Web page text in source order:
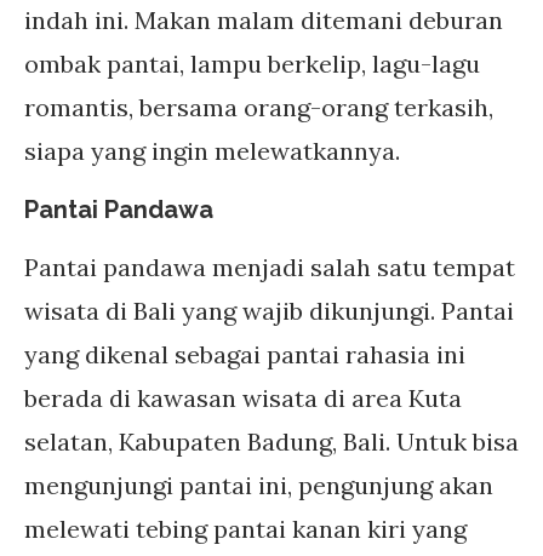
indah ini. Makan malam ditemani deburan
ombak pantai, lampu berkelip, lagu-lagu
romantis, bersama orang-orang terkasih,
siapa yang ingin melewatkannya.
Pantai Pandawa
Pantai pandawa menjadi salah satu tempat
wisata di Bali yang wajib dikunjungi. Pantai
yang dikenal sebagai pantai rahasia ini
berada di kawasan wisata di area Kuta
selatan, Kabupaten Badung, Bali. Untuk bisa
mengunjungi pantai ini, pengunjung akan
melewati tebing pantai kanan kiri yang